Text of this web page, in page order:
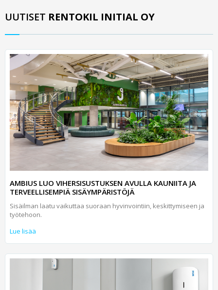
UUTISET RENTOKIL INITIAL OY
AMBIUS LUO VIHERSISUSTUKSEN AVULLA KAUNIITA JA
TERVEELLISEMPIÄ SISÄYMPÄRISTÖJÄ
Sisäilman laatu vaikuttaa suoraan hyvinvointiin, keskittymiseen ja
työtehoon.
Lue lisää